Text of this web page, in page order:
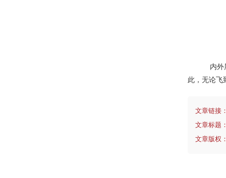
内外
此，无论飞
文章链接：
文章标题：
文章版权